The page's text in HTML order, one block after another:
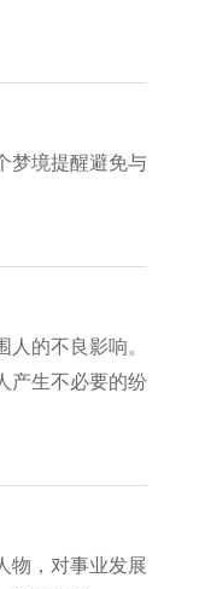
梦境提醒避免与
的不良影响。
产生不必要的纷
物，对事业发展